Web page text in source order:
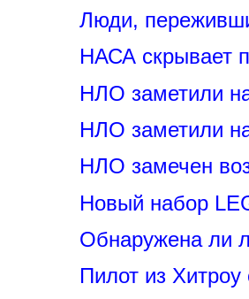
Люди,
НАСА скрывает
НЛО заметили
НЛО заметили
НЛО замечен
Новый набор
Обнаружена ли
Пилот из